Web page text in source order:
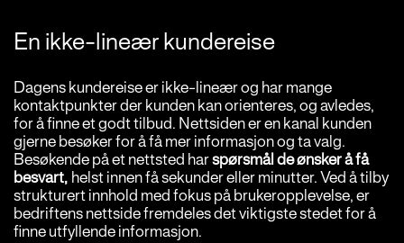
En ikke-lineær kundereise
Dagens kundereise er ikke-lineær og har mange
kontaktpunkter der kunden kan orienteres, og avledes,
for å finne et godt tilbud. Nettsiden er en kanal kunden
gjerne besøker for å få mer informasjon og ta valg.
Besøkende på et nettsted harspørsmål de ønsker å få
besvart, helst innen få sekunder eller minutter. Ved å tilby
strukturert innhold med fokus på brukeropplevelse, er
bedriftens nettside fremdeles det viktigste stedet for å
finne utfyllende informasjon.